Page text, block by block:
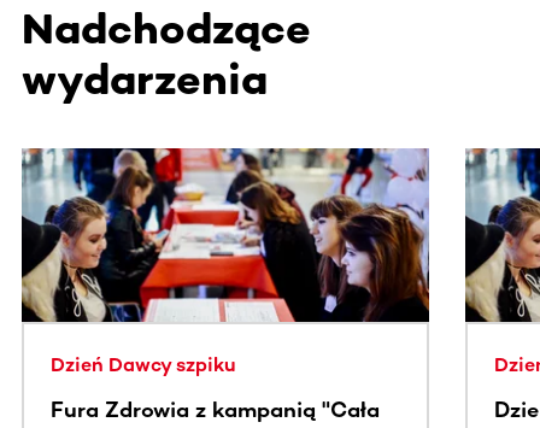
Nadchodzące
wydarzenia
Ta sekcja zawiera treści przewijane w poziomie. Użyj
Dzień Dawcy szpiku
Fura Zdrowia z kampanią "Cała